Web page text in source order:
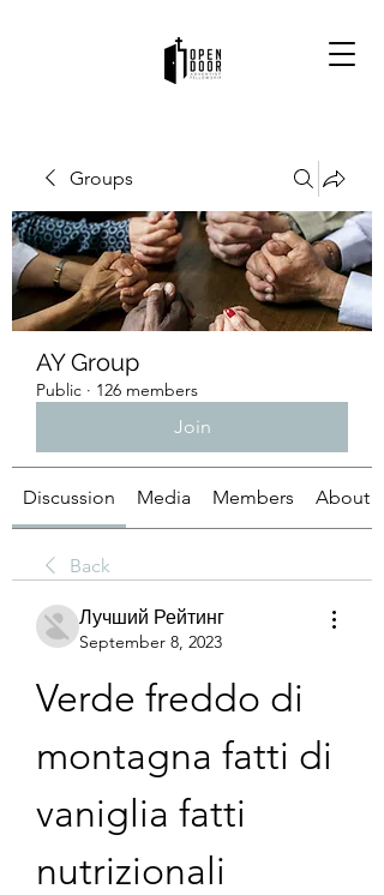
Groups
AY Group
Public · 126 members
Join
Discussion Media Members About
Back
Лучший Рейтинг
September 8, 2023
Verde freddo di
montagna fatti di
vaniglia fatti
nutrizionali